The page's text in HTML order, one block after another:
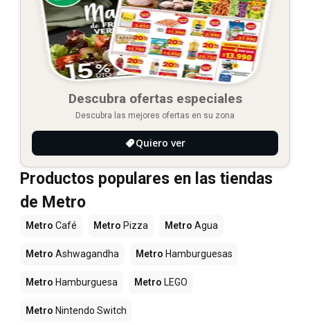
Descubra ofertas especiales
Descubra las mejores ofertas en su zona
Quiero ver
Productos populares en las tiendas
de Metro
Metro Café Metro Pizza Metro Agua
Metro Ashwagandha Metro Hamburguesas
Metro Hamburguesa Metro LEGO
Metro Nintendo Switch